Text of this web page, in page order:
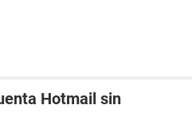
Hotmail sin